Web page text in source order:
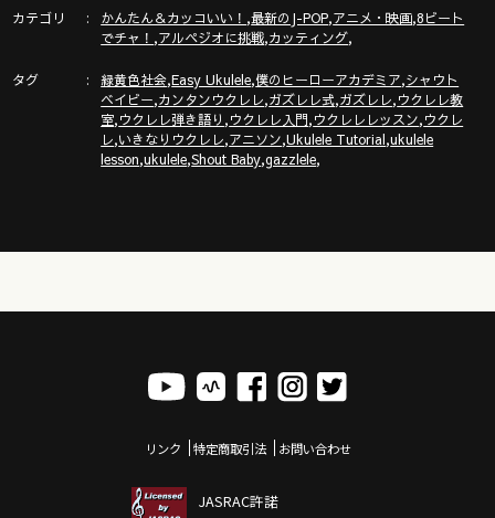
https://gazzlele.com/product/gazzrecipe01/
& 楽しいコミュニティ
https://gazzlele.com/gazzclub/
「ガズレレ大学」の詳細はこちら！ウクレレ技術が楽しく向
ガズレレのアプリ「ガズレシピ」
カテゴリ かんたん＆カッコいい！ ,最新のJ-POP,アニメ・映画,8ビート
でチャ！ ,アルペジオに挑戦,カッティング,
タグ 緑黄色社会,Easy Ukulele,僕のヒーローアカデミア,シャウト
ベイビー,カンタンウクレレ,ガズレレ式,ガズレレ,ウクレレ教
室,ウクレレ弾き語り ,ウクレレ入門,ウクレレレッスン,ウクレ
レ,いきなりウクレレ,アニソン,Ukulele Tutorial,ukulele
lesson,ukulele,Shout Baby,gazzlele,
リンク 特定商取引法 お問い合わせ
JASRAC許諾